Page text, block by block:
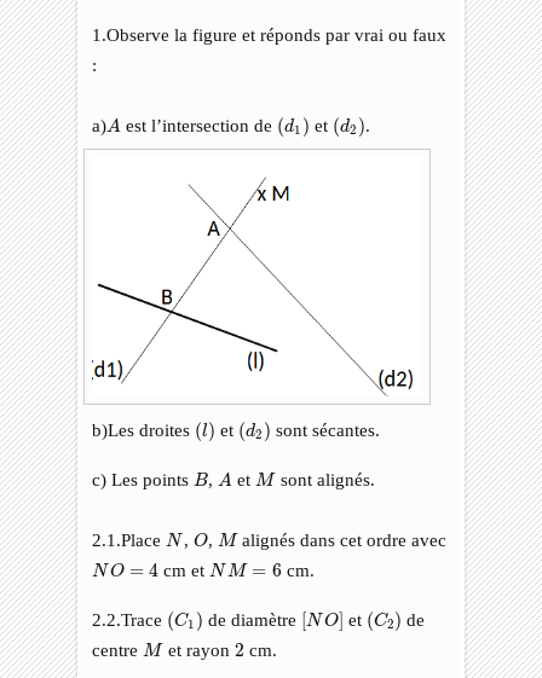
1.Observe la figure et réponds par vrai ou faux
:
a)A
A est l’intersection de (d1 )
( d1 ) et (d2 )
( d2 ).
b)Les droites (l)
(l) et (d2 )
( d2 ) sont sécantes.
c) Les points B
B, A
A et M
Msont alignés.
2.1.Place N
N , O
O, M
Malignés dans cet ordre avec
N O = 4
NO= cm et N M = 6
NM= cm.
2.2.Trace (C1 )
(C1 ) de diamètre [N O]
[NO] et (C2)
(C2 ) de
centre M
Met rayon 2
2 cm.